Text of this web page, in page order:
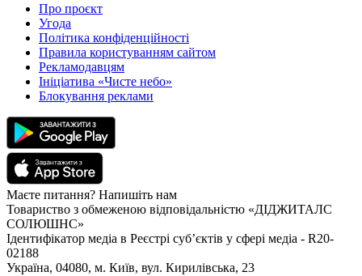
Про проєкт
Угода
Політика конфіденційності
Правила користуванням сайтом
Рекламодавцям
Ініціатива «Чисте небо»
Блокування реклами
Маєте питання? Напишіть нам
Товариство з обмеженою відповідальністю «ДІДЖИТАЛС
СОЛЮШНС»
Ідентифікатор медіа в Реєстрі суб’єктів у сфері медіа - R20-
02188
Україна, 04080, м. Київ, вул. Кирилівська, 23